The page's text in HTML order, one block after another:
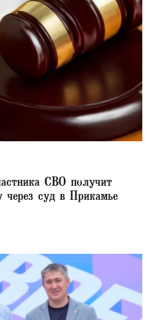
СВО получит
через суд в Прикамье